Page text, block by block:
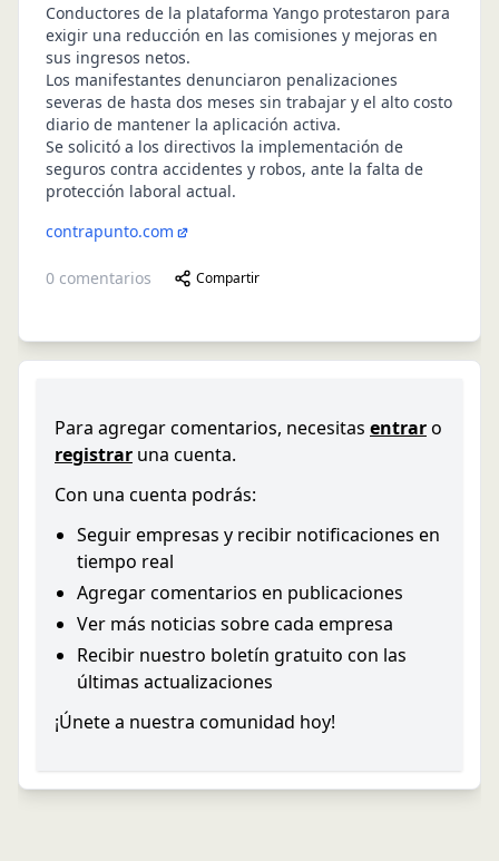
Conductores de la plataforma Yango protestaron para
exigir una reducción en las comisiones y mejoras en
sus ingresos netos.
Los manifestantes denunciaron penalizaciones
severas de hasta dos meses sin trabajar y el alto costo
diario de mantener la aplicación activa.
Se solicitó a los directivos la implementación de
seguros contra accidentes y robos, ante la falta de
protección laboral actual.
contrapunto.com
0 comentarios Compartir
Para agregar comentarios, necesitas entraro
registrar una cuenta.
Con una cuenta podrás:
Seguir empresas y recibir notificaciones en
tiempo real
Agregar comentarios en publicaciones
Ver más noticias sobre cada empresa
Recibir nuestro boletín gratuito con las
últimas actualizaciones
¡Únete a nuestra comunidad hoy!